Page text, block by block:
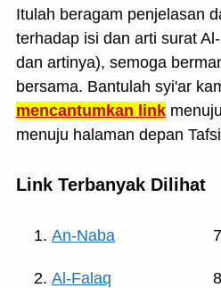
Itulah beragam penjelasan
terhadap isi dan arti surat
dan artinya), semoga
bersama. Bantulah syi'ar
mencantumkan link
menuju halaman depan
Link Terbanyak Dilihat
An-Naba
Al-Falaq